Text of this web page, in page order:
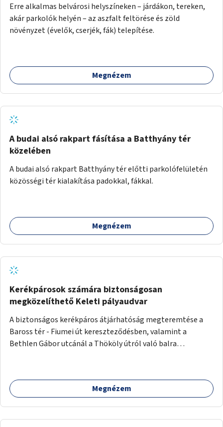
Erre alkalmas belvárosi helyszíneken – járdákon, tereken,
akár parkolók helyén – az aszfalt feltörése és zöld
növényzet (évelők, cserjék, fák) telepítése.
Megnézem
A budai alsó rakpart fásítása a Batthyány tér
közelében
A budai alsó rakpart Batthyány tér előtti parkolófelületén
közösségi tér kialakítása padokkal, fákkal.
Megnézem
Kerékpárosok számára biztonságosan
megközelíthető Keleti pályaudvar
A biztonságos kerékpáros átjárhatóság megteremtése a
Baross tér - Fiumei út kereszteződésben, valamint a
Bethlen Gábor utcánál a Thököly útról való balra
Megnézem